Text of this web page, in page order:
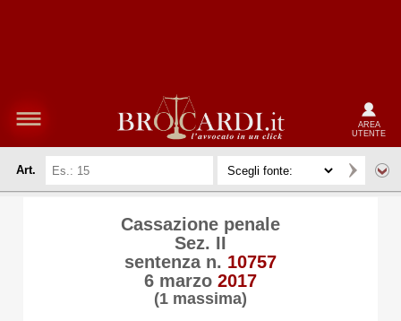
AREA
UTENTE
Art.
Cassazione penale
Sez. II
sentenza n. 10757
6 marzo 2017
(1 massima)